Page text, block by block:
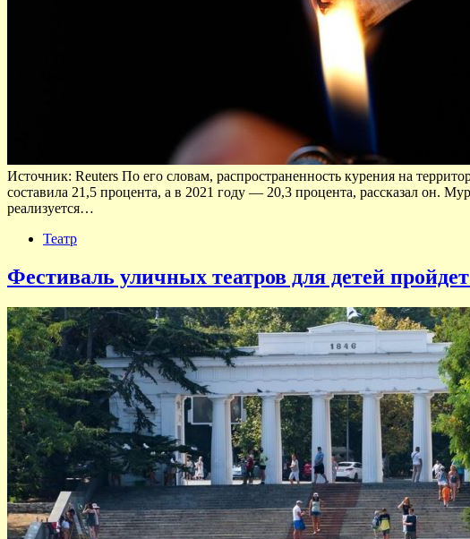
Источник: Reuters По его словам, распространенность курения на
составила 21,5 процента, а в 2021 году — 20,3 процента, рассказал он.
реализуется…
Театр
Фестиваль уличных театров для детей